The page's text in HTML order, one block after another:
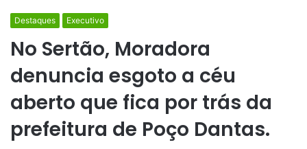
Destaques Executivo
No Sertão, Moradora
denuncia esgoto a céu
aberto que fica por trás da
prefeitura de Poço Dantas.